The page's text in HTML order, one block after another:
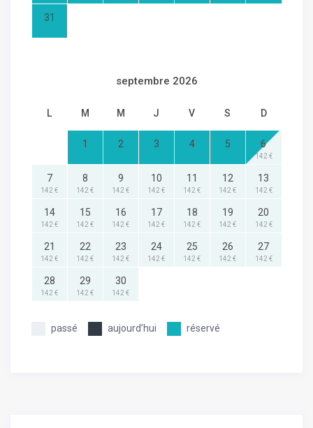
31
septembre 2026
L M M J V S D
1 2 3 4 5 6
142 €
7
142 €
8
142 €
9
142 €
10
142 €
11
142 €
12
142 €
13
142 €
14
142 €
15
142 €
16
142 €
17
142 €
18
142 €
19
142 €
20
142 €
21
142 €
22
142 €
23
142 €
24
142 €
25
142 €
26
142 €
27
142 €
28
142 €
29
142 €
30
142 €
passé aujourd’hui réservé